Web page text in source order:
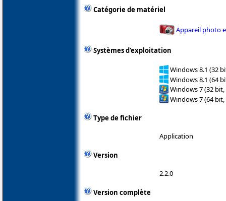
Catégorie de matériel
Appareil photo
Systèmes d'exploitation
Windows 8.1 (32
Windows 8.1 (64
Windows 7 (32 bit,
Windows 7 (64 bit,
Type de fichier
Application
Version
2.2.0
Version complète